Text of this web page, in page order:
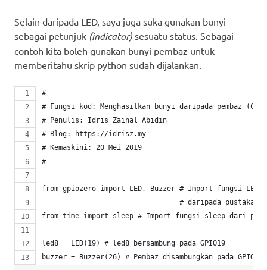
Selain daripada LED, saya juga suka gunakan bunyi
sebagai petunjuk (indicator) sesuatu status. Sebagai
contoh kita boleh gunakan bunyi pembaz untuk
memberitahu skrip python sudah dijalankan.
#
# Fungsi kod: Menghasilkan bunyi daripada pembaz
# Penulis: Idris Zainal Abidin
# Blog: https://idrisz.my
# Kemaskini: 20 Mei 2019
#
from gpiozero import LED, Buzzer # Import fungsi LED
# daripada pustaka
from time import sleep # Import fungsi sleep dari
led8 = LED(19) # led8 bersambung pada GPIO19
buzzer = Buzzer(26) # Pembaz disambungkan pada GPIO26